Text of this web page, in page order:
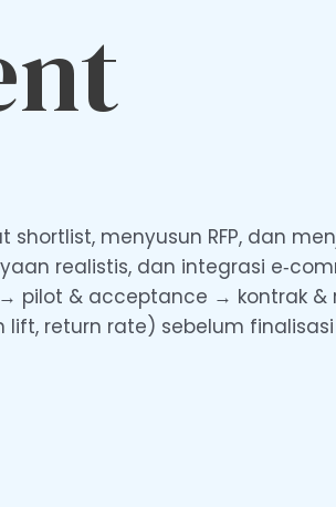
menyusun RFP, dan
realistis, dan integrasi
pilot & acceptance → kontrak &
lift, return rate) sebelum